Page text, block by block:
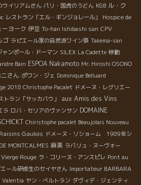
ウイリアムさん パリ・国虎のうどん KGB ル・ク
レストラン「エル・ギンジョレール」
Hospice de
ーヨーク 伊豆 To-han Ishibashi san CPV
ゴ ラピエール家の自然派ワイン祭 Takema-san
ャンポール・ドーマン SILEX La Cadette 移動
Bain ESPOA Nakamoto Mr. Hiroshi OSONO
さん ポワン・ジェ Dominique Belluard
2018 Christophe Pacalet ドメーヌ・レグリエー
トラン「サッカパウ」
aux Amis des Vins
ラ ロバ・セリアのヴァンサン DOMAINE
Chiristophe pacalet Beaujolais Nouveau
Gaulois ドメーヌ・リショーム 1989年シ
MONTCALMES 麻美 ラパリュ・ヌーヴォー
Vierge Rouge ラ・コリーヌ・アンスピレ Pont au
ール研修生のセイヤさん Importateur BARBARA
Valentia ヤン・ベルトラン ダヴィデ・ジェンティ